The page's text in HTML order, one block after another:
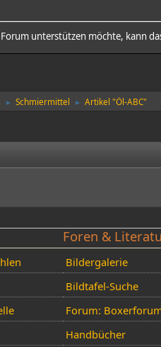
Forum unterstützen möchte, kann
► Schmiermittel ► Artikel "Öl-ABC"
Foren &
Bildergalerie
Bildtafel-Suche
Forum:
Handbücher